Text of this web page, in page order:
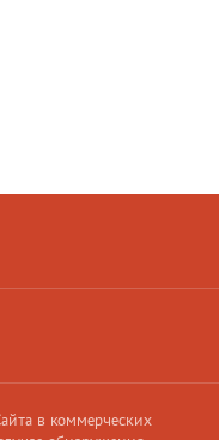
в коммерческих